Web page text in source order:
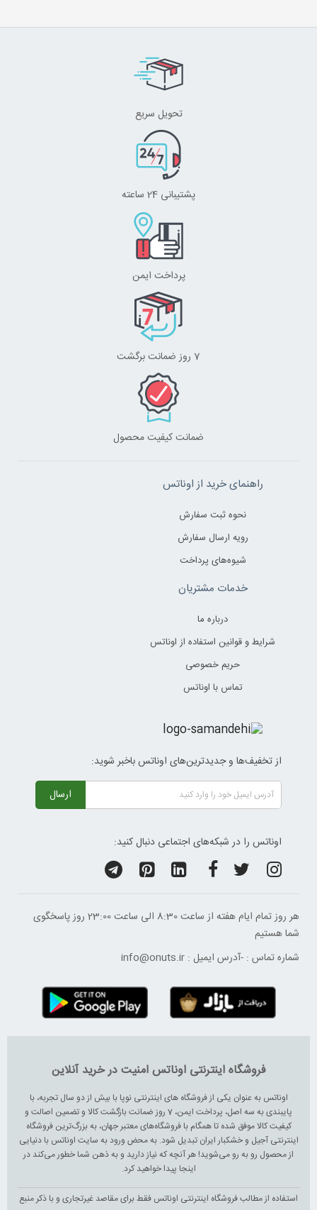
تحویل سریع
پشتیبانی 24 ساعته
پرداخت ایمن
7 روز ضمانت برگشت
ضمانت کیفیت محصول
راهنمای خرید از اوناتس
نحوه ثبت سفارش
رویه ارسال سفارش
شیوه‌های پرداخت
خدمات مشتریان
درباره ما
شرایط و قوانین استفاده از اوناتس
حریم خصوصی
تماس با اوناتس
از تخفیف‌ها و جدیدترین‌های اوناتس باخبر شوید:
ارسال
اوناتس را در شبکه‌های اجتماعی دنبال کنید:
هر روز تمام ایام هفته از ساعت 8:30 الی ساعت 23:00 ‌روز پاسخگوی
شما هستیم
شماره تماس : -آدرس ایمیل : info@onuts.ir
فروشگاه اینترنتی اوناتس امنیت در خرید آنلاین
اوناتس به عنوان یکی از فروشگاه های اینترنتی نوپا با بیش از دو سال تجربه، با
پایبندی به سه اصل، پرداخت ایمن، 7 روز ضمانت بازگشت کالا و تضمین اصالت و
کیفیت کالا موفق شده تا همگام با فروشگاه‌های معتبر جهان، به بزرگ‌ترین فروشگاه
اینترنتی آجیل و خشکبار ایران تبدیل شود. به محض ورود به سایت اوناتس با دنیایی
از محصول رو به رو می‌شوید! هر آنچه که نیاز دارید و به ذهن شما خطور می‌کند در
اینجا پیدا خواهید کرد.
استفاده از مطالب فروشگاه اینترنتی اوناتس فقط برای مقاصد غیرتجاری و با ذکر منبع